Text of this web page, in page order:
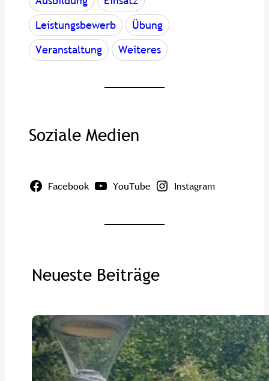
Leistungsbewerb
Übung
Veranstaltung
Weiteres
Soziale Medien
Facebook YouTube Instagram
Neueste Beiträge